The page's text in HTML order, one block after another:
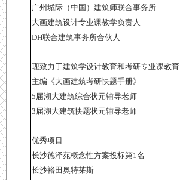
广州城际（中国）建筑师联合事务所
大画建筑设计专业课教学负责人
DH联合建筑事务所合伙人
现致力于建筑学设计教育和考研专业课教育
主编《大画建筑考研快题手册》
5届湖大建筑综合状元辅导老师
3届湖大建筑快题状元辅导老师
优秀项目
长沙德泽苑概念性方案投标第1名
长沙裕田奥特莱斯